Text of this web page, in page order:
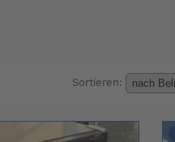
Sortieren: